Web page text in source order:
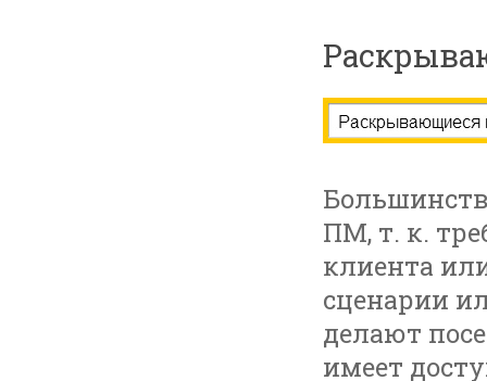
ПМ, т. к.
клиента
сценарии
делают
имеет